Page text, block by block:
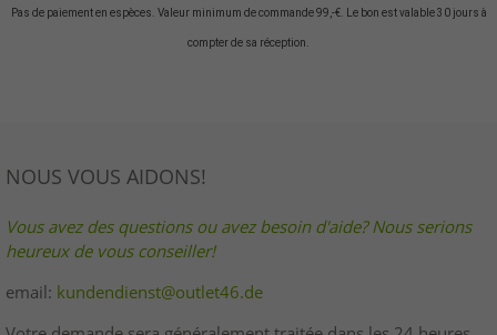
Pas de paiement en espèces. Valeur minimum de commande 99,-€. Le bon est valable 30 jours à
compter de sa réception.
NOUS VOUS AIDONS!
Vous avez des questions ou avez besoin d'aide? Nous serions
heureux de vous conseiller!
email: kundendienst@outlet46.de